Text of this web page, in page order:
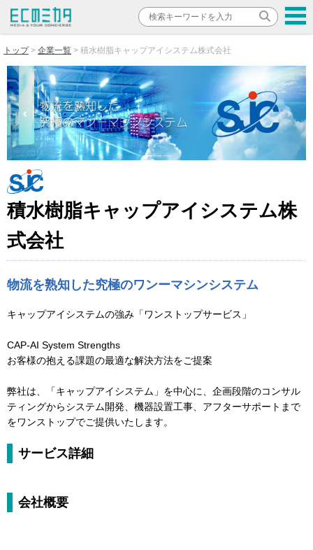
トップ 企業一覧 積水樹脂キャップアイシステム株式会社
積水樹脂キャップアイシステム株
式会社
物流を熟知した究極のワンーマシンシステム
キャップアイシステムの強み「ワンストップサービス」
CAP-AI System Strengths
お客様の抱える課題の最適な解決方法をご提案
弊社は、「キャップアイシステム」を中心に、企画段階のコンサル
ティングからシステム開発、機器設置工事、アフターサポートまで
をワンストップでご提供いたします。
サービス詳細
会社概要